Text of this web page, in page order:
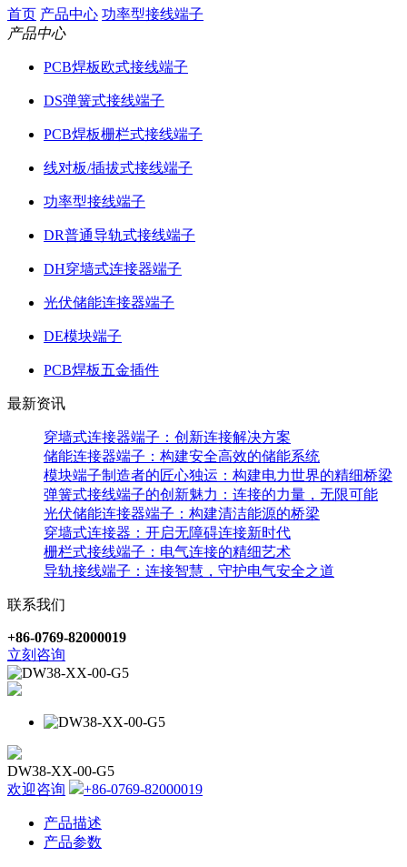
首页 产品中心 功率型接线端子
产品中心
PCB焊板欧式接线端子
DS弹簧式接线端子
PCB焊板栅栏式接线端子
线对板/插拔式接线端子
功率型接线端子
DR普通导轨式接线端子
DH穿墙式连接器端子
光伏储能连接器端子
DE模块端子
PCB焊板五金插件
最新资讯
穿墙式连接器端子：创新连接解决方案
储能连接器端子：构建安全高效的储能系统
模块端子制造者的匠心独运：构建电力世界的精细桥梁
弹簧式接线端子的创新魅力：连接的力量，无限可能
光伏储能连接器端子：构建清洁能源的桥梁
穿墙式连接器：开启无障碍连接新时代
栅栏式接线端子：电气连接的精细艺术
导轨接线端子：连接智慧，守护电气安全之道
联系我们
+86-0769-82000019
立刻咨询
DW38-XX-00-G5
欢迎咨询
+86-0769-82000019
产品描述
产品参数